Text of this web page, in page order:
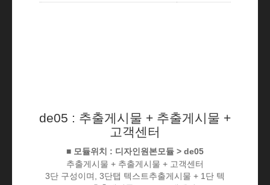
de05 : 추출게시물 + 추출게시물 +
고객센터
■ 모듈위치 : 디자인원본모듈 > de05
추출게시물 + 추출게시물 + 고객센터
3단 구성이며, 3단탭 텍스트추출게시물 + 1단 텍